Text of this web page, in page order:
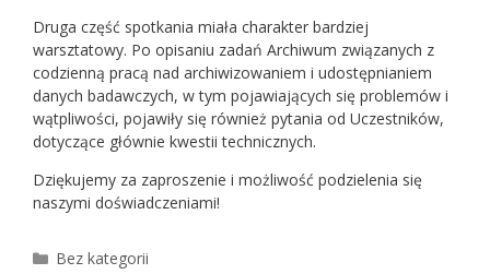
Druga część spotkania miała charakter bardziej
warsztatowy. Po opisaniu zadań Archiwum związanych z
codzienną pracą nad archiwizowaniem i udostępnianiem
danych badawczych, w tym pojawiających się problemów i
wątpliwości, pojawiły się również pytania od Uczestników,
dotyczące głównie kwestii technicznych.
Dziękujemy za zaproszenie i możliwość podzielenia się
naszymi doświadczeniami!
Kategorie
Bez kategorii